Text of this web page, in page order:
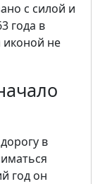
с силой и
года в
иконой не
в
год он